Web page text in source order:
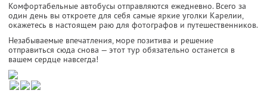
Комфортабельные автобусы отправляются ежедневно. Всего за
один день вы откроете для себя самые яркие уголки Карелии,
окажетесь в настоящем раю для фотографов и путешественников.
Незабываемые впечатления, море позитива и решение
отправиться сюда снова — этот тур обязательно останется в
вашем сердце навсегда!